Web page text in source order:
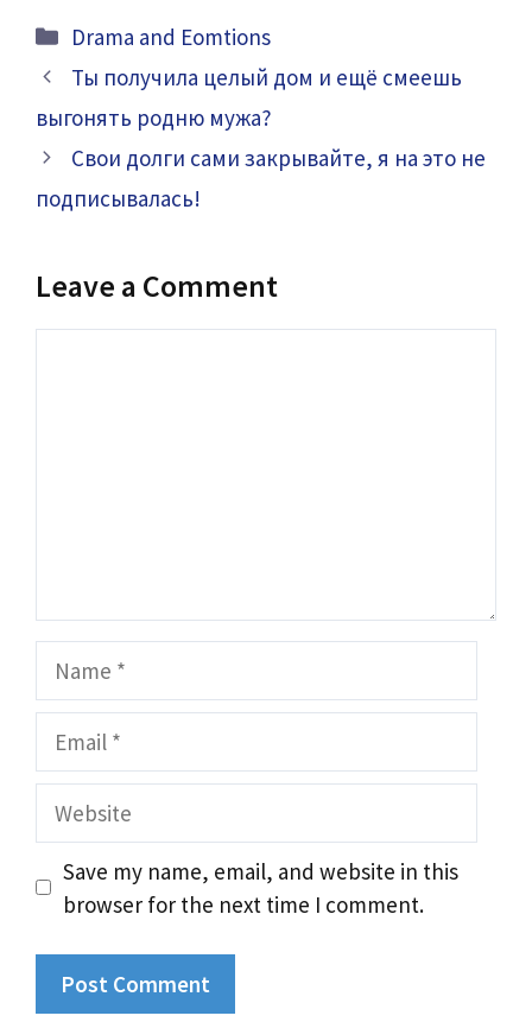
Categories
Drama and Eomtions
Ты получила целый дом и ещё смеешь
выгонять родню мужа?
Свои долги сами закрывайте, я на это не
подписывалась!
Leave a Comment
Website
Save my name, email, and website in this
browser for the next time I comment.